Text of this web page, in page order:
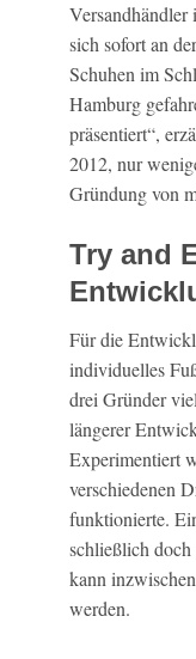
Versandhändler
sich sofort an
Schuhen im
Hamburg
präsentiert“,
2012, nur
Gründung von
Try and
Für die
individuelles
drei Gründer
längerer
Experimentiert
verschiedenen
funktionierte.
schließlich
kann
werden.